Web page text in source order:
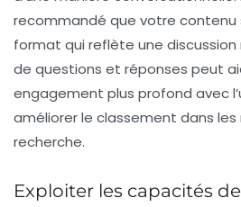
recommandé que votre contenu
format qui reflète une discussion
de questions et réponses peut
engagement plus profond avec
améliorer le classement dans
recherche.
Exploiter les capacités